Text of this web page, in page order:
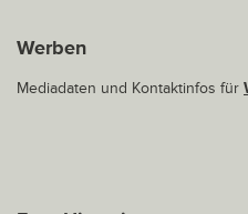
Werben
Mediadaten und Kontaktinfos für